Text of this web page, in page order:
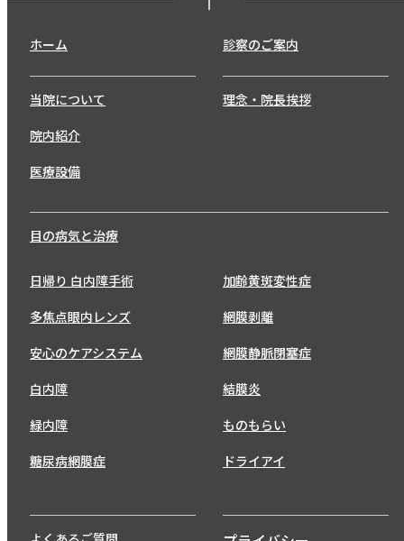
ホーム 診察のご案内
当院について
院内紹介
医療設備
理念・院長挨拶
目の病気と治療
日帰り 白内障手術
多焦点眼内レンズ
安心のケアシステム
白内障
緑内障
糖尿病網膜症
加齢黄斑変性症
網膜剥離
網膜静脈閉塞症
結膜炎
ものもらい
ドライアイ